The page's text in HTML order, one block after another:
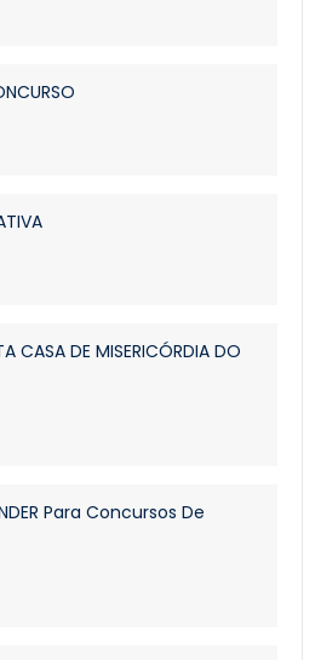
CASA DE MISERICÓRDIA DO
Para Concursos De